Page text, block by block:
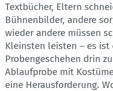
Textbücher, Eltern
Bühnenbilder, andere
wieder andere müssen
Kleinsten leisten – es
Probengeschehen drin
Ablaufprobe mit
eine Herausforderung.